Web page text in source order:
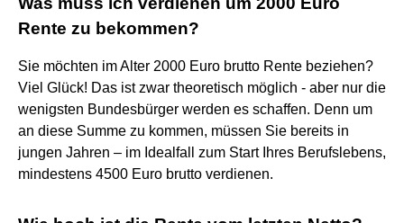
Rente zu bekommen?
Sie möchten im Alter 2000 Euro brutto Rente beziehen?
Viel Glück! Das ist zwar theoretisch möglich - aber nur die
wenigsten Bundesbürger werden es schaffen. Denn um
an diese Summe zu kommen, müssen Sie bereits in
jungen Jahren – im Idealfall zum Start Ihres Berufslebens,
mindestens 4500 Euro brutto verdienen.